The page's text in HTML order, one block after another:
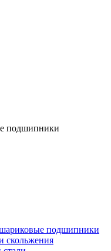
подшипники
подшипники